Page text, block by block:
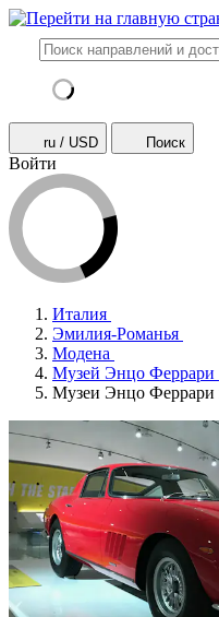
ru / USD Поиск
Войти
Италия
Эмилия-Романья
Модена
Музей Энцо Феррари
Музеи Энцо Феррари